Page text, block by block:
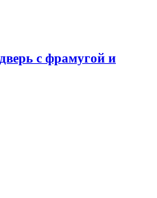
с фрамугой и